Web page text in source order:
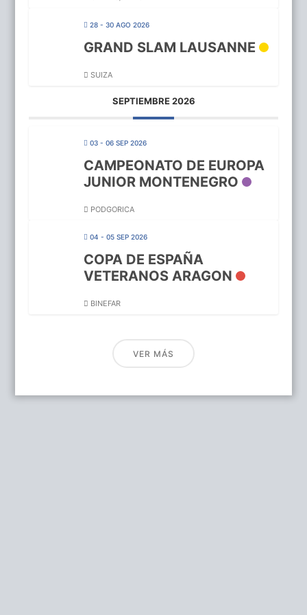
28 - 30 AGO 2026
GRAND SLAM LAUSANNE
SUIZA
SEPTIEMBRE 2026
03 - 06 SEP 2026
CAMPEONATO DE EUROPA
JUNIOR MONTENEGRO
PODGORICA
04 - 05 SEP 2026
COPA DE ESPAÑA
VETERANOS ARAGON
BINEFAR
VER MÁS